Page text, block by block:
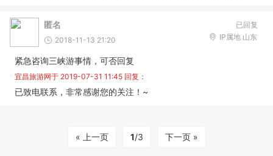
已回复
匿名
2018-11-13 21:20 IP属地 山东
紧急咨询三峡游事情，可否回复
宜昌旅游网于 2019-07-31 11:45 回复：
已致电联系，非常感谢您的关注！~
« 上一页 1/3 下一页 »